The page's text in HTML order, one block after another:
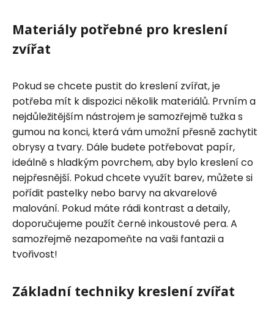
Materiály potřebné pro kreslení
zvířat
Pokud se chcete pustit do kreslení zvířat, je
potřeba mít k dispozici několik materiálů. Prvním a
nejdůležitějším nástrojem je samozřejmě tužka s
gumou na konci, která vám umožní přesně zachytit
obrysy a tvary. Dále budete potřebovat papír,
ideálně s hladkým povrchem, aby bylo kreslení co
nejpřesnější. Pokud chcete využít barev, můžete si
pořídit pastelky nebo barvy na akvarelové
malování. Pokud máte rádi kontrast a detaily,
doporučujeme použít černé inkoustové pera. A
samozřejmě nezapomeňte na vaši fantazii a
tvořivost!
Základní techniky kreslení zvířat